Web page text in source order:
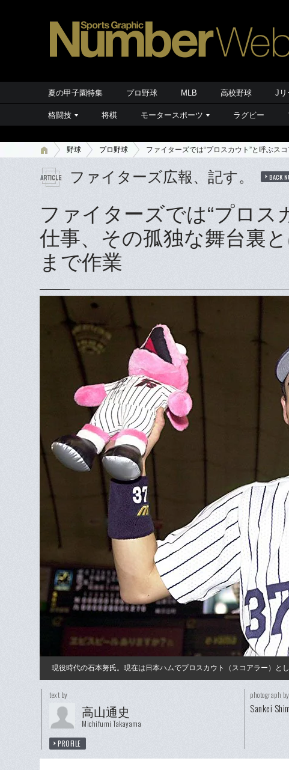
夏の甲子園特集 プロ野球 MLB 高校野球 Jリ
格闘技 将棋 モータースポーツ ラグビー
野球 プロ野球 ファイターズでは“プロスカウト”と呼ぶス
ファイターズ広報、記す。 BACK
ファイターズでは“プロス
仕事、その孤独な舞台裏
まで作業
現役時代の石本努氏。現在は日本ハムでプロスカウト（スコアラー）と
text by
高山通史
Michifumi Takayama
PROFILE
photograph by
Sankei